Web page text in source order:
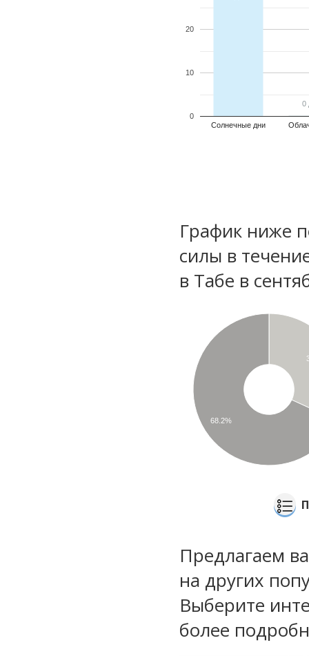
Солнечные дни
0
10
20
0
0
График ниже
силы в
в Табе в
68.2%
Предлагаем
на других
Выберите
более